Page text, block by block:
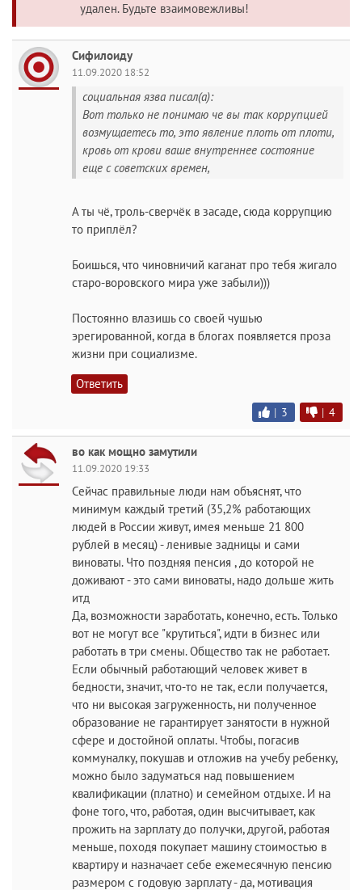
удален. Будьте взаимовежливы!
Сифилоиду
11.09.2020 18:52
социальная язва писал(а):
Вот только не понимаю че вы так коррупцией
возмущаетесь то, это явление плоть от плоти,
кровь от крови ваше внутреннее состояние
еще с советских времен,
А ты чё, троль-сверчёк в засаде, сюда коррупцию
то приплёл?
Боишься, что чиновничий каганат про тебя жигало
старо-воровского мира уже забыли)))
Постоянно влазишь со своей чушью
эрегированной, когда в блогах появляется проза
жизни при социализме.
Ответить
| 3 | 4
во как мощно замутили
11.09.2020 19:33
Сейчас правильные люди нам объяснят, что
минимум каждый третий (35,2% работающих
людей в России живут, имея меньше 21 800
рублей в месяц) - ленивые задницы и сами
виноваты. Что поздняя пенсия , до которой не
доживают - это сами виноваты, надо дольше жить
итд
Да, возможности заработать, конечно, есть. Только
вот не могут все "крутиться", идти в бизнес или
работать в три смены. Общество так не работает.
Если обычный работающий человек живет в
бедности, значит, что-то не так, если получается,
что ни высокая загруженность, ни полученное
образование не гарантирует занятости в нужной
сфере и достойной оплаты. Чтобы, погасив
коммуналку, покушав и отложив на учебу ребенку,
можно было задуматься над повышением
квалификации (платно) и семейном отдыхе. И на
фоне того, что, работая, один высчитывает, как
прожить на зарплату до получки, другой, работая
меньше, походя покупает машину стоимостью в
квартиру и назначает себе ежемесячную пенсию
размером с годовую зарплату - да, мотивация